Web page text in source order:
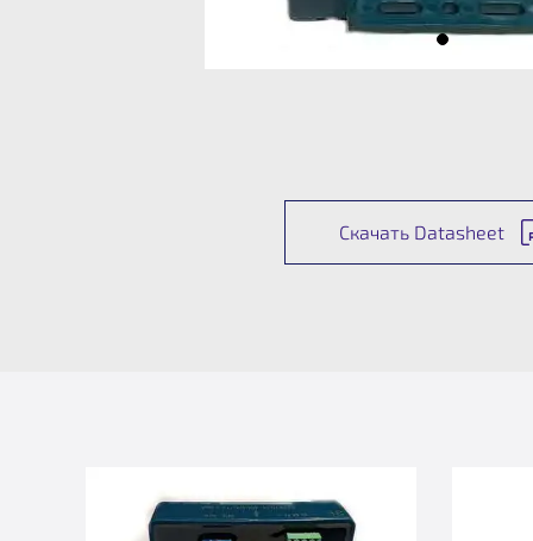
Скачать Datasheet